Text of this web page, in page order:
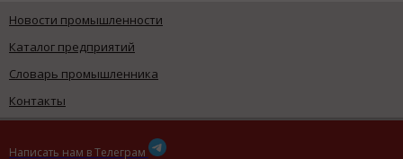
Новости промышленности
Каталог предприятий
Словарь промышленника
Контакты
Написать нам в Телеграм